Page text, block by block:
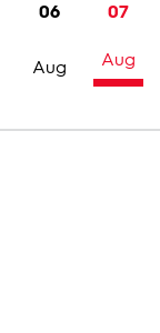
06
Aug
07
Aug